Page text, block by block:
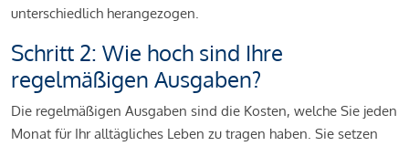
unterschiedlich herangezogen.
Schritt 2: Wie hoch sind Ihre
regelmäßigen Ausgaben?
Die regelmäßigen Ausgaben sind die Kosten, welche Sie jeden
Monat für Ihr alltägliches Leben zu tragen haben. Sie setzen